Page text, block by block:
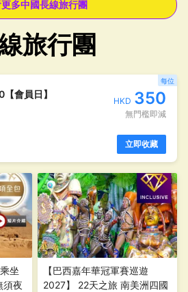
多中國長線旅行團
旅行團
會員日】
HKD 350
無門檻即減
每位
立即收藏
坐
須夜
【巴西嘉年華冠軍賽巡遊
2027】 22天之旅 南美洲四國